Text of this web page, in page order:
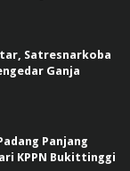
Satresnarkoba
Ganja
Panjang
KPPN Bukittinggi